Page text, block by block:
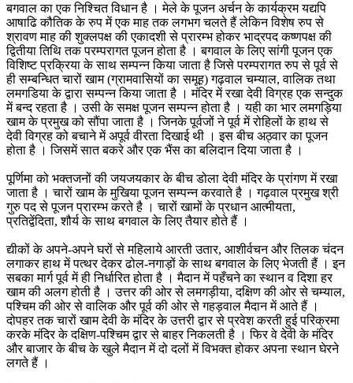
बगवाल का एक निश्चित विधान है । मेले के पूजन अर्चन के कार्यक्रम यद्यपि
आषाढि कौतिक के रुप में एक माह तक लगभग चलते हैं लेकिन विशेष रुप से
श्रावण माह की शुक्लपक्ष की एकादशी से प्रारम्भ होकर भाद्रपद कष्णपक्ष की
द्वितीया तिथि तक परम्परागत पूजन होता है । बगवाल के लिए सांगी पूजन एक
विशिष्ट प्रक्रिया के साथ सम्पन्न किया जाता है जिसे परम्परागत रुप से पूर्व से
ही सम्बन्धित चारों खाम (ग्रामवासियों का समूह) गढ़वाल चम्याल, वालिक तथा
लमगडिया के द्वारा सम्पन्न किया जाता है । मंदिर में रखा देवी विग्रह एक सन्दुक
में बन्द रहता है । उसी के समक्ष पूजन सम्पन्न होता है । यही का भार लमगड़िया
खाम के प्रमुख को सौंपा जाता है । जिनके पूर्वजों ने पूर्व में रोहिलों के हाथ से
देवी विग्रह को बचाने में अपूर्व वीरता दिखाई थी । इस बीच अठ्वार का पूजन
होता है । जिसमें सात बकरे और एक भैंस का बलिदान दिया जाता है ।
पूर्णिमा को भक्तजनों की जयजयकार के बीच डोला देवी मंदिर के प्रांगण में रखा
जाता है । चारों खाम के मुखिया पूजन सम्पन्न करवाते है । गढ़वाल प्रमुख श्री
गुरु पद से पूजन प्रारम्भ करते है । चारों खामों के प्रधान आत्मीयता,
प्रतिद्वेंदिता, शौर्य के साथ बगवाल के लिए तैयार होते हैं ।
द्यीकों के अपने-अपने घरों से महिलाये आरती उतार, आशीर्वचन और तिलक चंदन
लगाकर हाथ में पत्थर देकर ढोल-नगाड़ों के साथ बगवाल के लिए भेजती हैं । इन
सबका मार्ग पूर्व में ही निर्धारित होता है । मैदान में पहँचने का स्थान व दिशा हर
खाम की अलग होती है । उत्तर की ओर से लमगड़ीया, दक्षिण की ओर से चम्याल,
पश्चिम की ओर से वालिक और पूर्व की ओर से गहड़वाल मैदान में आते हैं ।
दोपहर तक चारों खाम देवी के मंदिर के उत्तरी द्वार से प्रवेश करती हुई परिक्रमा
करके मंदिर के दक्षिण-पश्चिम द्वार से बाहर निकलती है । फिर वे देवी के मंदिर
और बाजार के बीच के खुले मैदान में दो दलों में विभक्त होकर अपना स्थान घेरने
लगते हैं ।